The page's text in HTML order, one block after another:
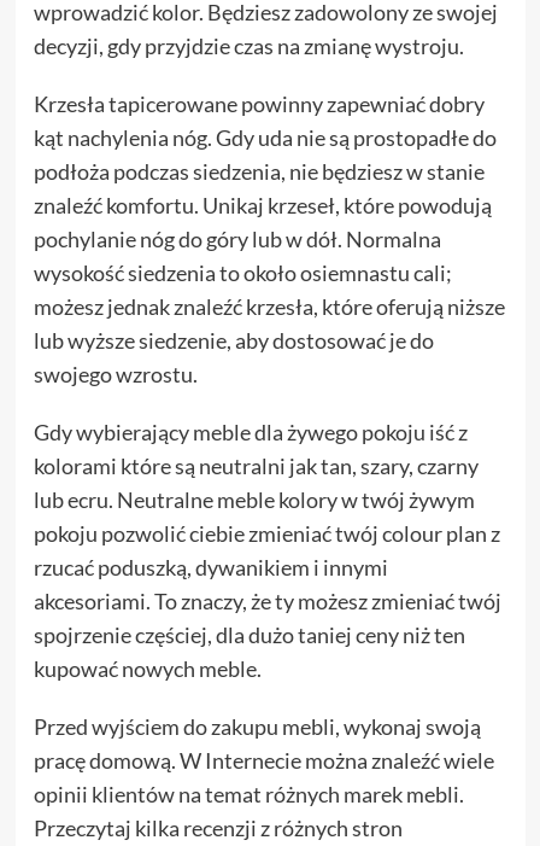
wprowadzić kolor. Będziesz zadowolony ze swojej
decyzji, gdy przyjdzie czas na zmianę wystroju.
Krzesła tapicerowane powinny zapewniać dobry
kąt nachylenia nóg. Gdy uda nie są prostopadłe do
podłoża podczas siedzenia, nie będziesz w stanie
znaleźć komfortu. Unikaj krzeseł, które powodują
pochylanie nóg do góry lub w dół. Normalna
wysokość siedzenia to około osiemnastu cali;
możesz jednak znaleźć krzesła, które oferują niższe
lub wyższe siedzenie, aby dostosować je do
swojego wzrostu.
Gdy wybierający meble dla żywego pokoju iść z
kolorami które są neutralni jak tan, szary, czarny
lub ecru. Neutralne meble kolory w twój żywym
pokoju pozwolić ciebie zmieniać twój colour plan z
rzucać poduszką, dywanikiem i innymi
akcesoriami. To znaczy, że ty możesz zmieniać twój
spojrzenie częściej, dla dużo taniej ceny niż ten
kupować nowych meble.
Przed wyjściem do zakupu mebli, wykonaj swoją
pracę domową. W Internecie można znaleźć wiele
opinii klientów na temat różnych marek mebli.
Przeczytaj kilka recenzji z różnych stron